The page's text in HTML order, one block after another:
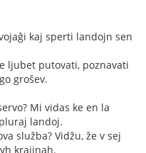
kaj sperti landojn sen
ljubet putovati, poznavati
grošev.
Mi vidas ke en la
landoj.
služba? Vidžu, že v sej
krajinah.